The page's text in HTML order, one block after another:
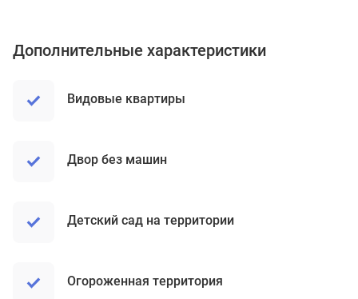
Дополнительные характеристики
Видовые квартиры
Двор без машин
Детский сад на территории
Огороженная территория